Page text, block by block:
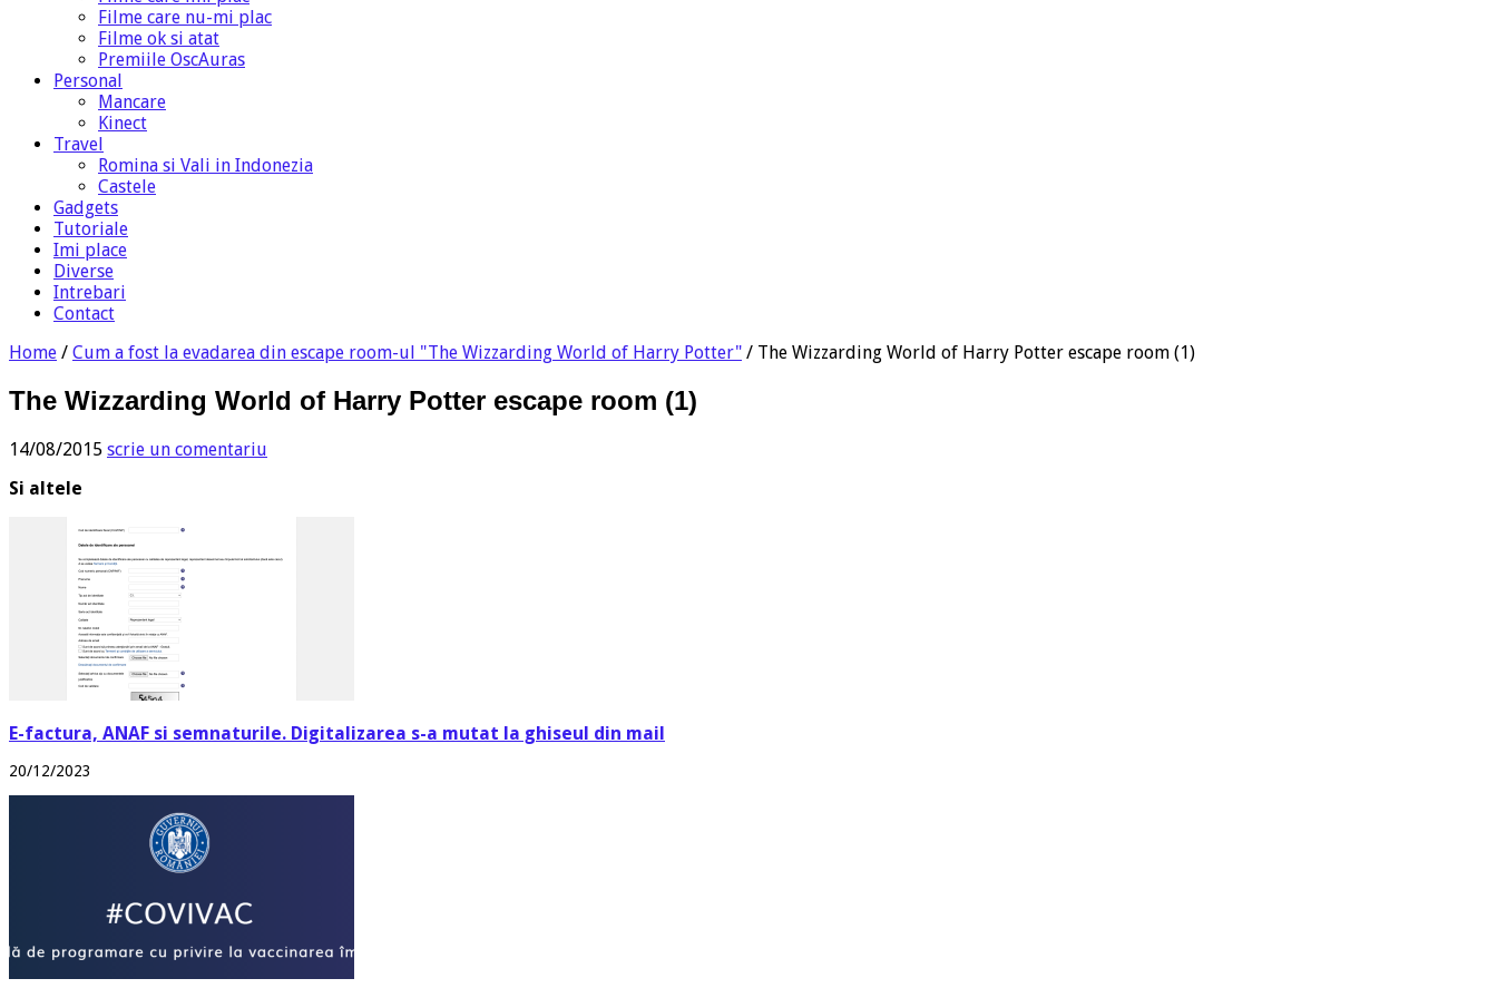
Filme care nu-mi plac
Filme ok si atat
Premiile OscAuras
Personal
Mancare
Kinect
Travel
Romina si Vali in Indonezia
Castele
Gadgets
Tutoriale
Imi place
Diverse
Intrebari
Contact
Home / Cum a fost la evadarea din escape room-ul "The Wizzarding World of Harry Potter" / The Wizzarding World of Harry Potter escape room (1)
The Wizzarding World of Harry Potter escape room (1)
14/08/2015 scrie un comentariu
Si altele
E-factura, ANAF si semnaturile. Digitalizarea s-a mutat la ghiseul din mail
20/12/2023